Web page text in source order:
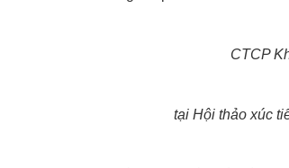
CTCP
tại Hội thảo xúc